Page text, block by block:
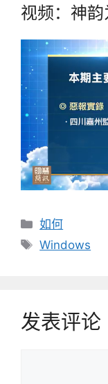
视频：神韵
分
类
如何
标
Windows
发表评论